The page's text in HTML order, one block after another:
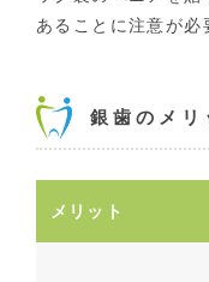
あることに注意が必
銀歯のメリ
メリット